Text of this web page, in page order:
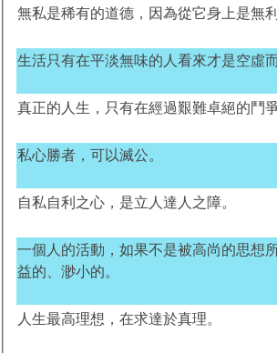
無私是稀有的道德，因為從它身上是無
生活只有在平淡無味的人看來才是空虛
真正的人生，只有在經過艱難卓絕的鬥
私心勝者，可以滅公。
自私自利之心，是立人達人之障。
一個人的活動，如果不是被高尚的思想
益的、渺小的。
人生最高理想，在求達於真理。